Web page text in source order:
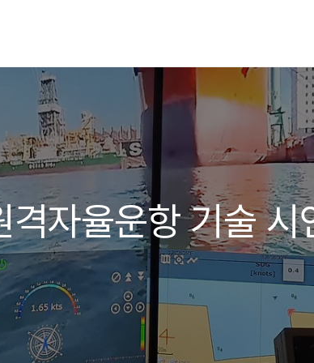
자율운항 기술 시